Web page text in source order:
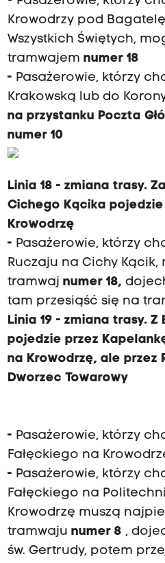
Krowodrzy pod
Wszystkich Świętych,
tramwajem numer 18
- Pasażerowie, którzy
Krakowską lub do
na przystanku Poczta
numer 10
Linia 18 - zmiana trasy.
Cichego Kącika pojedzie
Krowodrzę
- Pasażerowie, którzy
Ruczaju na Cichy Kącik,
tramwaj numer 18,
tam przesiąść się na
Linia 19 - zmiana trasy. Z
pojedzie przez
na Krowodrzę, ale przez
Dworzec Towarowy
- Pasażerowie, którzy
Fałęckiego na
- Pasażerowie, którzy
Fałęckiego na
Krowodrzę muszą
tramwaju numer 8 ,
św. Gertrudy, potem